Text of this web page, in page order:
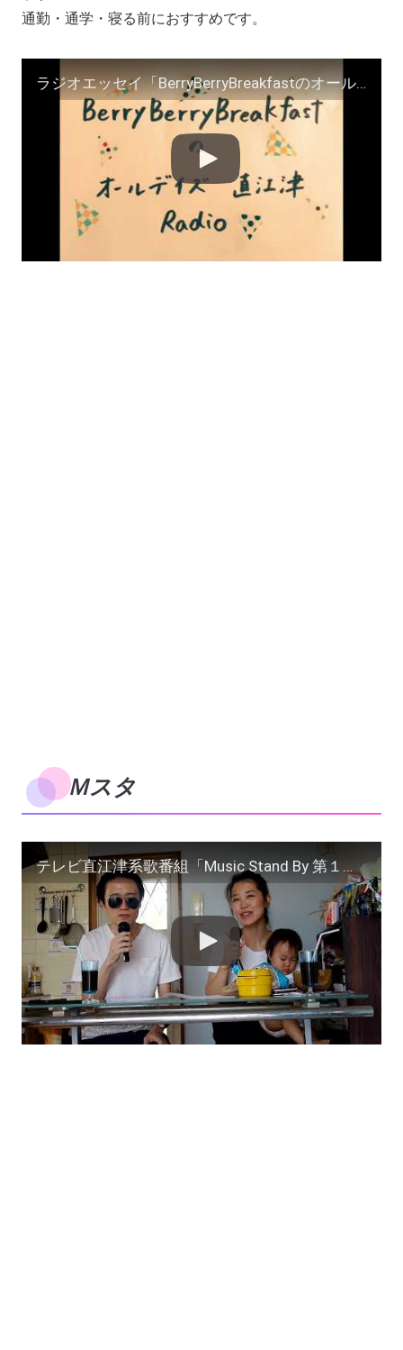
通勤・通学・寝る前におすすめです。
ラジオエッセイ「BerryBerryBreakfastのオールデイズ直江津Radio〜第５４回」ヨーグルト田中とDJシューカイ
Ｍスタ
テレビ直江津系歌番組「Music Stand By 第１回 」ゲスト：ザ・たい焼き焼いた座